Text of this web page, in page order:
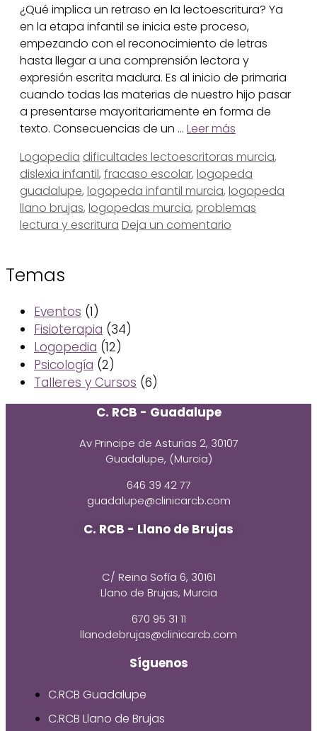
¿Qué implica un retraso en la lectoescritura? Ya
en la etapa infantil se inicia este proceso,
empezando con el reconocimiento de letras
hasta llegar a una comprensión lectora y
expresión escrita madura. Es al inicio de primaria
cuando todas las materias de nuestro hijo pasar
a presentarse mayoritariamente en forma de
texto. Consecuencias de un … Leer más
Categorías
Logopedia Etiquetas
dificultades lectoescritoras murcia,
dislexia infantil, fracaso escolar, logopeda
guadalupe, logopeda infantil murcia, logopeda
llano brujas, logopedas murcia, problemas
lectura y escritura Deja un comentario
Temas
Eventos (1)
Fisioterapia (34)
Logopedia (12)
Psicología (2)
Talleres y Cursos (6)
C. RCB - Guadalupe
Av Principe de Asturias 2, 30107
Guadalupe, (Murcia)
646 39 42 77
guadalupe@clinicarcb.com
C. RCB - Llano de Brujas
C/ Reina Sofía 6, 30161
Llano de Brujas, Murcia
670 95 31 11
llanodebrujas@clinicarcb.com
Síguenos
C.RCB Guadalupe
C.RCB Llano de Brujas